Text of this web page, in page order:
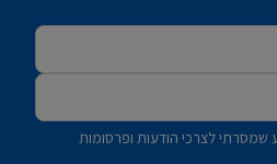
לצרכי הודעות ופרסומות